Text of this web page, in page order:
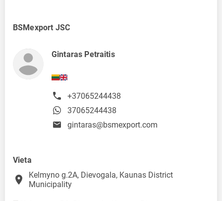
BSMexport JSC
Gintaras Petraitis
+37065244438
37065244438
gintaras@bsmexport.com
Vieta
place
Kelmyno g.2A, Dievogala, Kaunas District
Municipality